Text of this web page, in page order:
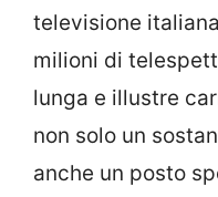
televisione
milioni di
lunga e illustre
non solo un
anche un posto